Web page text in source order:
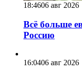
18:4606 авг 2026
Всё больше
Россию
16:0406 авг 2026